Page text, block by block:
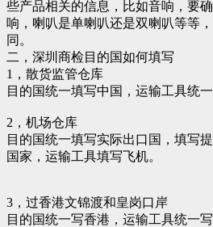
些产品相关的信息，比如音响，要
响，喇叭是单喇叭还是双喇叭等等
同。
二，深圳商检目的国如何填写
1，散货监管仓库
目的国统一填写中国，运输工具统
2，机场仓库
目的国统一填写实际出口国，填写
国家，运输工具填写飞机。
3，过香港文锦渡和皇岗口岸
目的国统一写香港，运输工具统一